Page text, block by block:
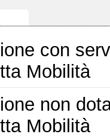
con
Mobilità
non
Mobilità